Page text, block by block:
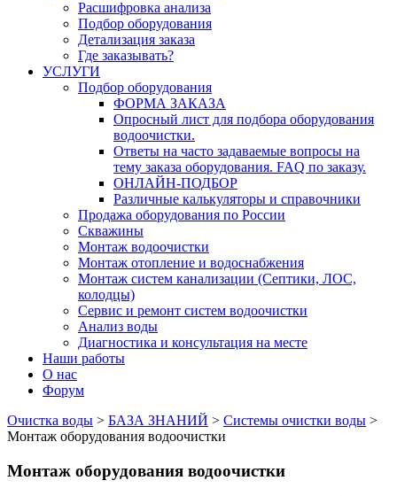
Расшифровка анализа
Подбор оборудования
Детализация заказа
Где заказывать?
УСЛУГИ
Подбор оборудования
ФОРМА ЗАКАЗА
Опросный лист для подбора оборудования
водоочистки.
Ответы на часто задаваемые вопросы на
тему заказа оборудования. FAQ по заказу.
ОНЛАЙН-ПОДБОР
Различные калькуляторы и справочники
Продажа оборудования по России
Скважины
Монтаж водоочистки
Монтаж отопление и водоснабжения
Монтаж систем канализации (Септики, ЛОС,
колодцы)
Сервис и ремонт систем водоочистки
Анализ воды
Диагностика и консультация на месте
Наши работы
О нас
Форум
Очистка воды > БАЗА ЗНАНИЙ > Системы очистки воды >
Монтаж оборудования водоочистки
Монтаж оборудования водоочистки